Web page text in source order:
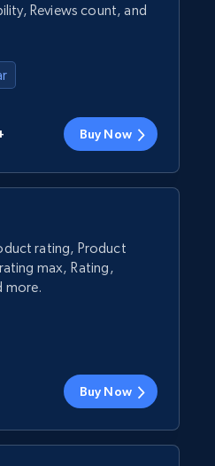
Reviews count, and
Buy Now
rating, Product
max, Rating,
more.
Buy Now